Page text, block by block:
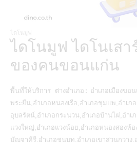
ไดโนมูฟ
ไดโนมูฟ ไดโนเส
ของคนขอนแก่น
พื้นที่ให้บริการ ต่างอำเภอ: อำเภอเมืองขอ
พระยืน,อำเภอหนองเรือ,อำเภอชุมแพ,อำเภ
อุบลรัตน์,อำเภอกระนวน,อำเภอบ้านไผ่,อำเ
แวงใหญ่,อำเภอแวงน้อย,อำเภอหนองสองห้อ
มัญจาคีรี,อำเภอชนบท,อำเภอเขาสวนกวาง,